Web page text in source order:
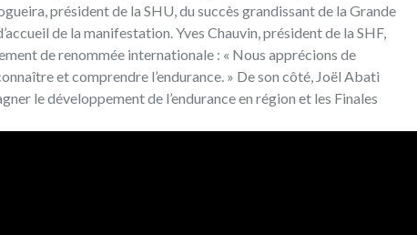
président de la SHU, du succès grandissant de la Grande
de la manifestation. Yves Chauvin, président de la SHF,
de renommée internationale : « Nous apprécions de
et comprendre l’endurance. » De son côté, Joël Abati
le développement de l’endurance en région et les Finales